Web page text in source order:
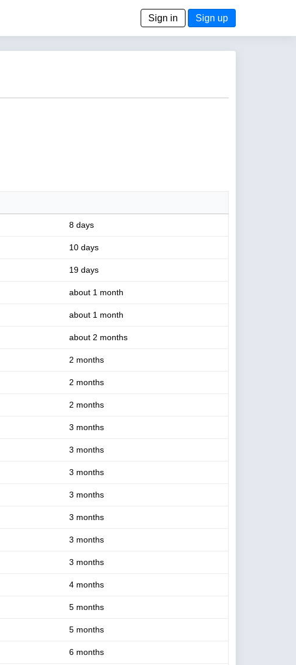
Sign in Sign up
8 days
10 days
19 days
about 1 month
about 1 month
about 2 months
2 months
2 months
2 months
3 months
3 months
3 months
3 months
3 months
3 months
3 months
4 months
5 months
5 months
6 months